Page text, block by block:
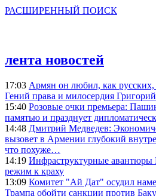
РАСШИРЕННЫЙ ПОИСК
лента новостей
17:03 Армян он любил, как русских,
Гений права и милосердия
15:40 Розовые очки премьера:
памятью и празднует
14:48 Дмитрий Медведев:
вызовет в Армении глубокий
что похуже…
14:19 Инфраструктурные авантюры
режим к краху
13:09 Комитет "Ай Дат" осудил
Трампа обойти санкции против Баку